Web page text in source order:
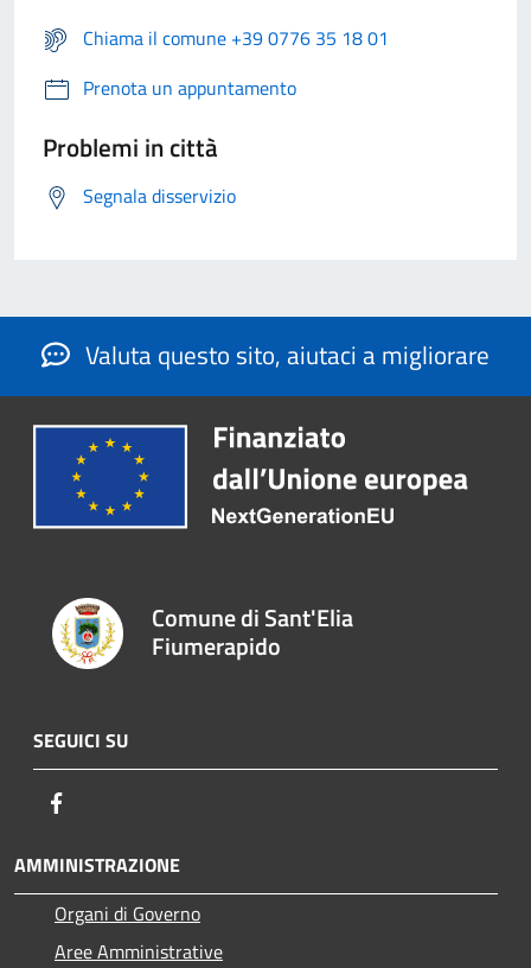
Chiama il comune +39 0776 35 18 01
Prenota un appuntamento
Problemi in città
Segnala disservizio
Valuta questo sito, aiutaci a migliorare
Comune di Sant'Elia
Fiumerapido
SEGUICI SU
AMMINISTRAZIONE
Organi di Governo
Aree Amministrative